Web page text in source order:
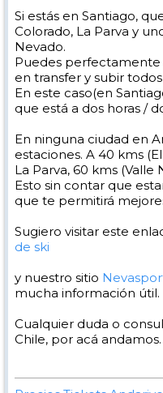
Si estás en Santiago,
Colorado, La Parva y
Nevado.
Puedes
en transfer y subir
En este caso(en
que está a dos horas /
En ninguna ciudad en
estaciones. A 40 kms
La Parva, 60 kms (Valle
Esto sin contar que
que te permitirá
Sugiero visitar este
de ski
y nuestro sitio
mucha información útil.
Cualquier duda o
Chile, por acá